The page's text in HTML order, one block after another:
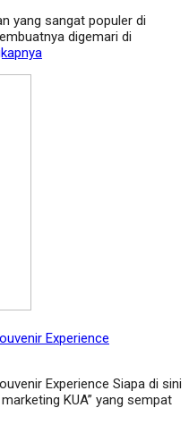
yang sangat populer di
digemari di
Experience
Experience Siapa di sini
KUA” yang sempat